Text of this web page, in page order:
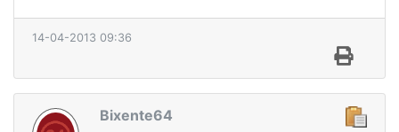
14-04-2013 09:36
Bixente64